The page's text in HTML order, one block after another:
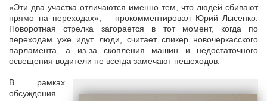
«Эти два участка отличаются именно тем, что людей сбивают
прямо на переходах», – прокомментировал Юрий Лысенко.
Поворотная стрелка загорается в тот момент, когда по
переходам уже идут люди, считает спикер новочеркасского
парламента, а из-за скопления машин и недостаточного
освещения водители не всегда замечают пешеходов.
В рамках
обсуждения